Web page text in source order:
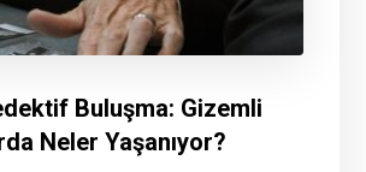
Buluşma: Gizemli
Neler Yaşanıyor?